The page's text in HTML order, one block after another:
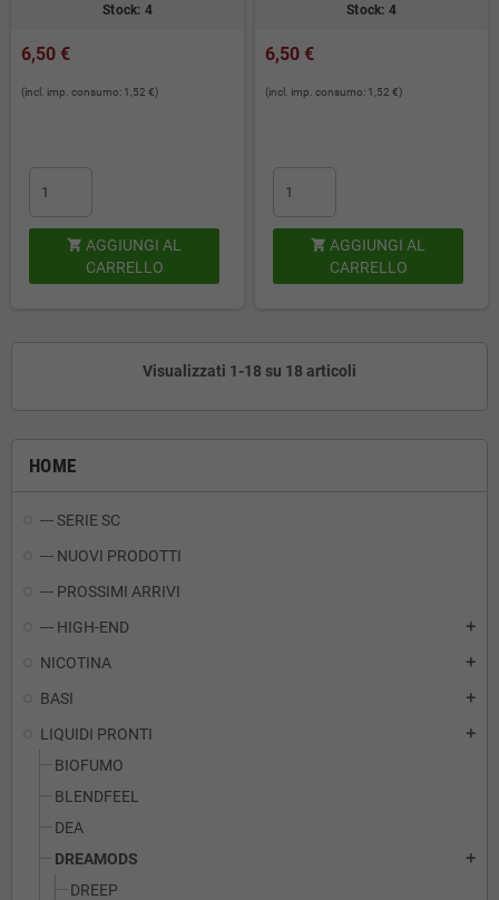
HOME
--- SERIE SC
--- NUOVI PRODOTTI
--- PROSSIMI ARRIVI
--- HIGH-END
add
NICOTINA add
BASI add
LIQUIDI PRONTI add
BIOFUMO
BLENDFEEL
DEA
DREAMODS
add
DREEP
Stock: 4
6,50 €
(incl. imp. consumo: 1,52 €)
 AGGIUNGI AL
CARRELLO
Stock: 4
6,50 €
(incl. imp. consumo: 1,52 €)
 AGGIUNGI AL
CARRELLO
Visualizzati 1-18 su 18 articoli